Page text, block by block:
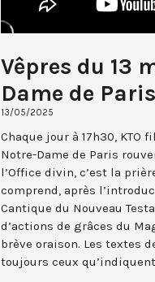
Vêpres du 13
Dame de Paris
13/05/2025
Chaque jour à 17h30,
Notre-Dame de Paris
l’Office divin, c’est la
comprend, après
Cantique du Nouveau
d’actions de grâces du
brève oraison. Les textes
toujours ceux